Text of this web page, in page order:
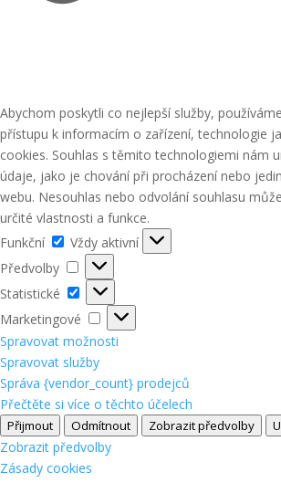
Abychom poskytli co nejlepší služby,
přístupu k informacím o zařízení, technologie
cookies. Souhlas s těmito technologiemi nám
údaje, jako je chování při procházení nebo
webu. Nesouhlas nebo odvolání souhlasu
určité vlastnosti a funkce.
Funkční
Funkční
Vždy aktivní
Předvolby
Předvolby
Statistické
Statistické
Marketingové
Marketingové
Spravovat možnosti
Spravovat služby
Správa {vendor_count} prodejců
Přečtěte si více o těchto účelech
Přijmout Odmítnout Zobrazit předvolby
Zobrazit předvolby
Zásady cookies